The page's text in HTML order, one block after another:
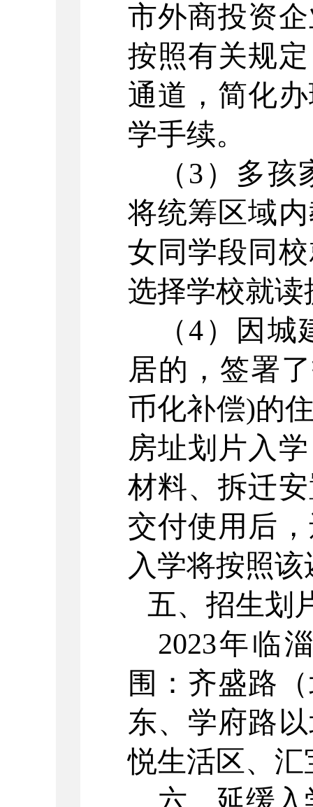
市外商投资
按照有关规
通道，简化
学手续。
（ 3 ）多孩
将统筹区域
女同学段同
选择学校就
（4）因城
居的，签署
币化补偿)的
房址划片入
材料、拆迁
交付使用后
入学将按照
五、招生划
2023年临
围：齐盛路
东、学府路
悦生活区、